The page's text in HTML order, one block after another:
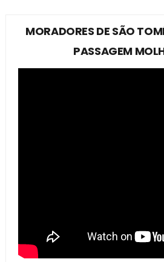
MORADORES DE SÃO
PASSAGEM